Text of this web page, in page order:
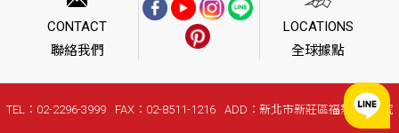
CONTACT
聯絡我們
LOCATIONS
全球據點
TEL：02-2296-3999 FAX：02-8511-1216 ADD：新北市新莊區福慧路268號